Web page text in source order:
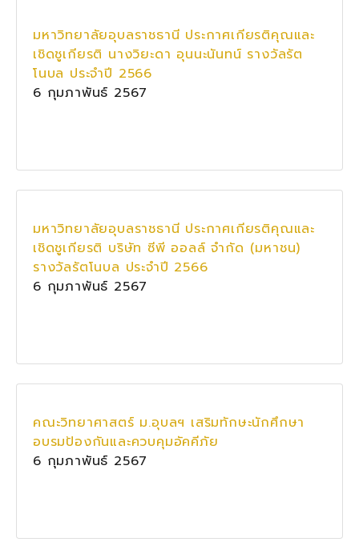
มหาวิทยาลัยอุบลราชธานี ประกาศเกียรติคุณและ
เชิดชูเกียรติ นางวิยะดา อุนนะนันทน์ รางวัลรัต
โนบล ประจำปี 2566
6 กุมภาพันธ์ 2567
มหาวิทยาลัยอุบลราชธานี ประกาศเกียรติคุณและ
เชิดชูเกียรติ บริษัท ซีพี ออลล์ จำกัด (มหาชน)
รางวัลรัตโนบล ประจำปี 2566
6 กุมภาพันธ์ 2567
คณะวิทยาศาสตร์ ม.อุบลฯ เสริมทักษะนักศึกษา
อบรมป้องกันและควบคุมอัคคีภัย
6 กุมภาพันธ์ 2567